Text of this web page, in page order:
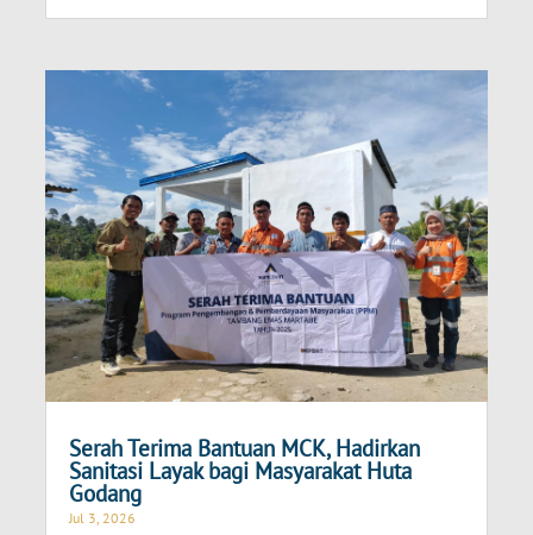
Serah Terima Bantuan MCK, Hadirkan
Sanitasi Layak bagi Masyarakat Huta
Godang
Jul 3, 2026